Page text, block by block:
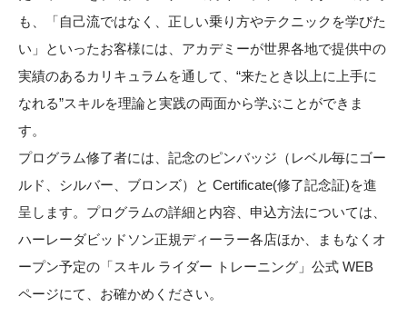
も、「自己流ではなく、正しい乗り方やテクニックを学びた
い」といったお客様には、アカデミーが世界各地で提供中の
実績のあるカリキュラムを通して、“来たとき以上に上手に
なれる”スキルを理論と実践の両面から学ぶことができま
す。
プログラム修了者には、記念のピンバッジ（レベル毎にゴー
ルド、シルバー、ブロンズ）と Certificate(修了記念証)を進
呈します。プログラムの詳細と内容、申込方法については、
ハーレーダビッドソン正規ディーラー各店ほか、まもなくオ
ープン予定の「スキル ライダー トレーニング」公式 WEB
ページにて、お確かめください。